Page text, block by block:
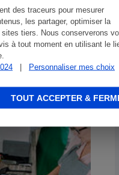
des traceurs pour mesurer
les partager, optimiser la
tiers. Nous conserverons
à tout moment en utilisant le
| Personnaliser mes choix
TOUT ACCEPTER &